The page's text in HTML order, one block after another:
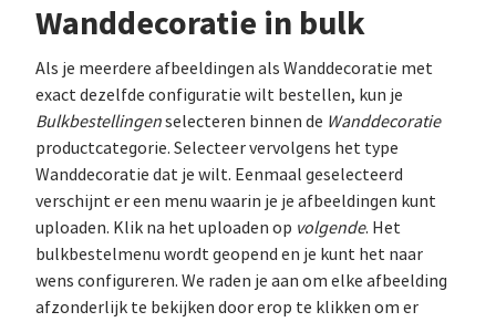
Wanddecoratie in bulk
Als je meerdere afbeeldingen als Wanddecoratie met
exact dezelfde configuratie wilt bestellen, kun je
Bulkbestellingenselecteren binnen de Wanddecoratie
productcategorie. Selecteer vervolgens het type
Wanddecoratie dat je wilt. Eenmaal geselecteerd
verschijnt er een menu waarin je je afbeeldingen kunt
uploaden. Klik na het uploaden op volgende. Het
bulkbestelmenu wordt geopend en je kunt het naar
wens configureren. We raden je aan om elke afbeelding
afzonderlijk te bekijken door erop te klikken om er